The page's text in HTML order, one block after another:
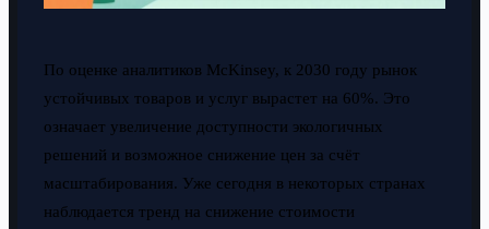
По оценке аналитиков McKinsey, к 2030 году рынок
устойчивых товаров и услуг вырастет на 60%. Это
означает увеличение доступности экологичных
решений и возможное снижение цен за счёт
масштабирования. Уже сегодня в некоторых странах
наблюдается тренд на снижение стоимости